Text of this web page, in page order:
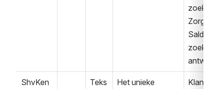
zoek
Zorg
Saldover
zoek
ShvKen
Teks
Het unieke
Klant